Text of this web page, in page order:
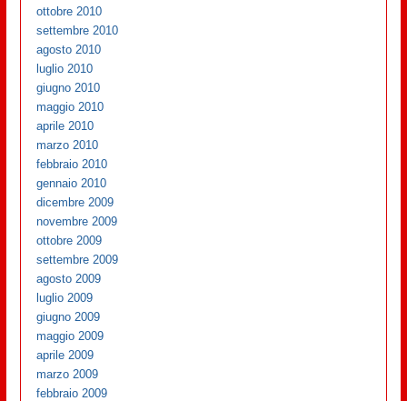
ottobre 2010
settembre 2010
agosto 2010
luglio 2010
giugno 2010
maggio 2010
aprile 2010
marzo 2010
febbraio 2010
gennaio 2010
dicembre 2009
novembre 2009
ottobre 2009
settembre 2009
agosto 2009
luglio 2009
giugno 2009
maggio 2009
aprile 2009
marzo 2009
febbraio 2009